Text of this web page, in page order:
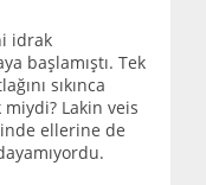
idrak
başlamıştı. Tek
sıkınca
Lakin veis
ellerine de